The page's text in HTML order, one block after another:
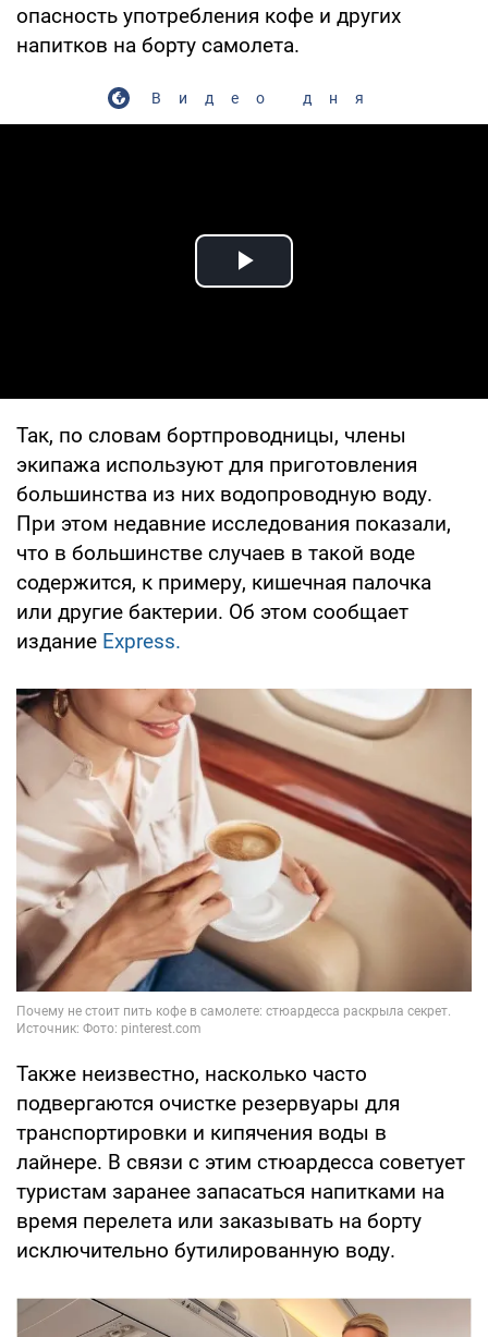
опасность употребления кофе и других
напитков на борту самолета.
Видео дня
Play Video
Так, по словам бортпроводницы, члены
экипажа используют для приготовления
большинства из них водопроводную воду.
При этом недавние исследования показали,
что в большинстве случаев в такой воде
содержится, к примеру, кишечная палочка
или другие бактерии. Об этом сообщает
издание Express.
Также неизвестно, насколько часто
подвергаются очистке резервуары для
транспортировки и кипячения воды в
лайнере. В связи с этим стюардесса советует
туристам заранее запасаться напитками на
время перелета или заказывать на борту
исключительно бутилированную воду.